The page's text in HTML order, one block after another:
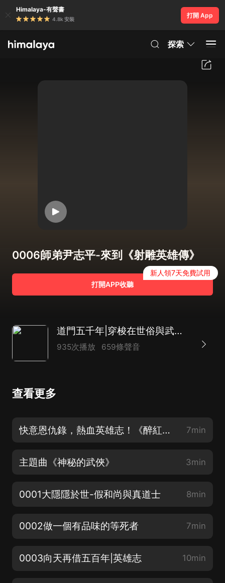
Himalaya-有聲書
4.8k 安裝
打開 App
探索
0006師弟尹志平-來到《射雕英雄傳》
打開APP收聽
新人領7天免費試用
道門五千年|穿梭在世俗與武俠世界|武俠&古風&仙俠|多播
935次播放 659條聲音
查看更多
快意恩仇錄，熱血英雄志！《醉紅塵、獨自在風雨中》 7min
主題曲《神秘的武俠》 3min
0001大隱隱於世-假和尚與真道士 8min
0002做一個有品味的等死者 7min
0003向天再借五百年|英雄志 10min